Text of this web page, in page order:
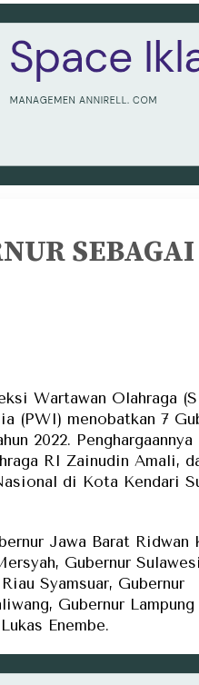
Wartawan Olahraga
(PWI) menobatkan 7
2022. Penghargaannya
RI Zainudin Amali,
di Kota Kendari
Jawa Barat Ridwan
Gubernur Sulawesi
Syamsuar, Gubernur
Gubernur
Enembe.
Ke